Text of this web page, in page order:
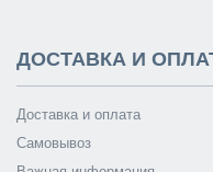
ДОСТАВКА И
Доставка и оплата
Самовывоз